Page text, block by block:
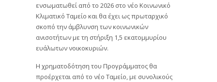
ενσωματωθεί από το 2026 στο νέο Κοινωνικό
Κλιματικό Ταμείο και θα έχει ως πρωταρχικό
σκοπό την άμβλυνση των κοινωνικών
ανισοτήτων με τη στήριξη 1,5 εκατομμυρίου
ευάλωτων νοικοκυριών.
Η χρηματοδότηση του Προγράμματος θα
προέρχεται από το νέο Ταμείο, με συνολικούς